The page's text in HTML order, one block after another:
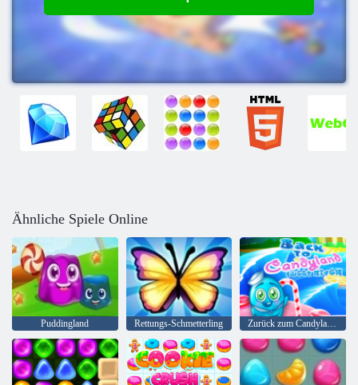
Ähnliche Spiele Online
Puddingland Rettungs-Schmetterling Zurück zum Candyland Sweet River